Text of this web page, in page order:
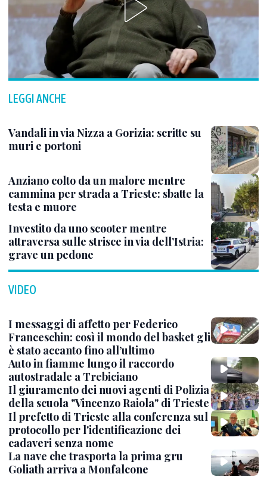
LEGGI ANCHE
Vandali in via Nizza a Gorizia: scritte su
muri e portoni
Anziano colto da un malore mentre
cammina per strada a Trieste: sbatte la
testa e muore
Investito da uno scooter mentre
attraversa sulle strisce in via dell’Istria:
grave un pedone
VIDEO
I messaggi di affetto per Federico
Franceschin: così il mondo del basket gli
è stato accanto fino all’ultimo
Auto in fiamme lungo il raccordo
autostradale a Trebiciano
Il giuramento dei nuovi agenti di Polizia
della scuola "Vincenzo Raiola" di Trieste
Il prefetto di Trieste alla conferenza sul
protocollo per l'identificazione dei
cadaveri senza nome
La nave che trasporta la prima gru
Goliath arriva a Monfalcone